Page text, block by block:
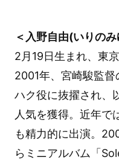
＜入野自由(いりの
2月19日生まれ、東京
2001年、宮崎駿監
ハク役に抜擢され、
人気を獲得。近年で
も精力的に出演。
らミニアルバム「